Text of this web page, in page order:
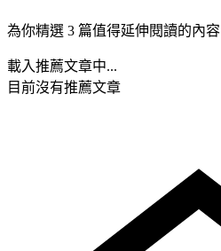
為你精選 3 篇值得延伸閱讀的內容
載入推薦文章中...
目前沒有推薦文章